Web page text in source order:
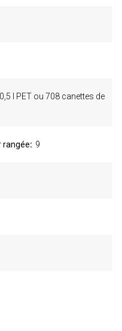
l PET ou 708 canettes de
rangée 9